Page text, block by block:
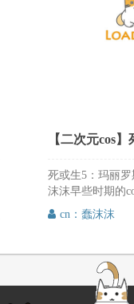
死或生5：玛丽罗
沫沫早些时期的
喜欢，我来根据
反应，好就就继
cn：蠢沫沫